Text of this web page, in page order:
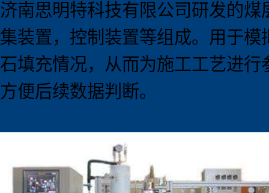
济南思明特科技有限公司研发的煤
集装置，控制装置等组成。用于
石填充情况，从而为施工工艺进
方便后续数据判断。